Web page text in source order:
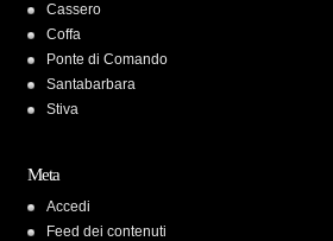
Cassero
Coffa
Ponte di Comando
Santabarbara
Stiva
Meta
Accedi
Feed dei contenuti